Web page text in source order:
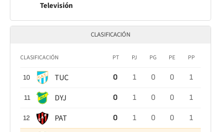
Televisión
CLASIFICACIÓN
CLASIFICACIÓN PT PJ PG PE PP
10 TUC 0 1 0 0 1
11 DYJ 0 1 0 0 1
12 PAT 0 1 0 0 1